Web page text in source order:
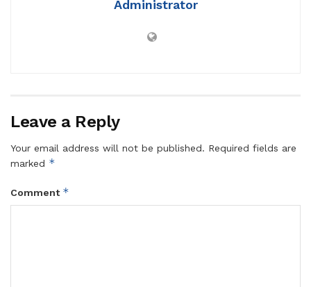
Administrator
Leave a Reply
Your email address will not be published. Required fields are
marked *
Comment *